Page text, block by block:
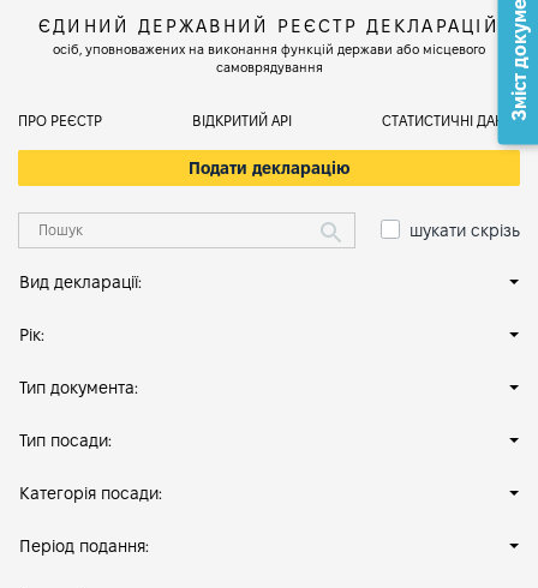
ЄДИНИЙ ДЕРЖАВНИЙ РЕЄСТР ДЕКЛАРАЦІЙ
осіб, уповноважених на виконання функцій держави або місцевого
самоврядування
ПРО РЕЄСТР ВІДКРИТИЙ АРІ СТАТИСТИЧНІ ДАНІ
Подати декларацію
шукати скрізь
Вид декларації:
Рік:
Тип документа:
Тип посади:
Категорія посади:
Період подання:
Зміст документа